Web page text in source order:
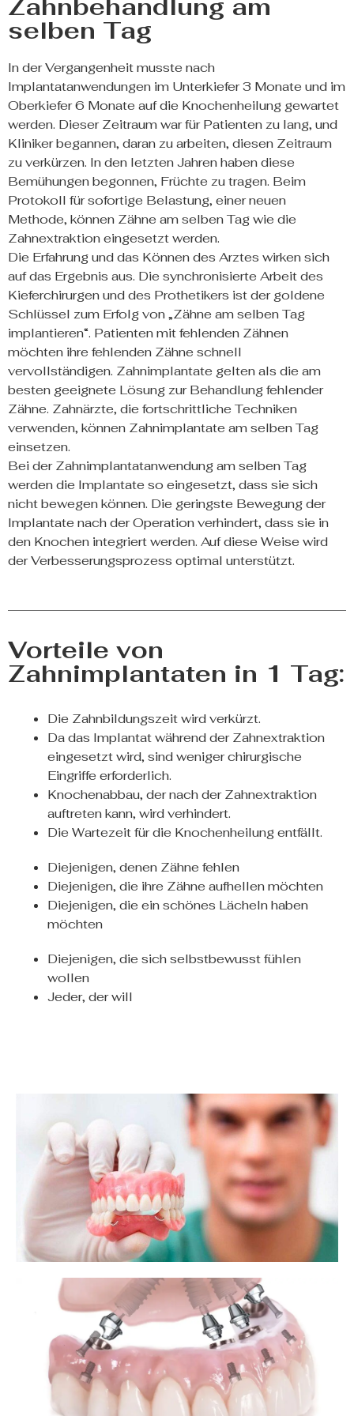
Zahnbehandlung am
selben Tag
In der Vergangenheit musste nach
Implantatanwendungen im Unterkiefer 3 Monate und im
Oberkiefer 6 Monate auf die Knochenheilung gewartet
werden. Dieser Zeitraum war für Patienten zu lang, und
Kliniker begannen, daran zu arbeiten, diesen Zeitraum
zu verkürzen. In den letzten Jahren haben diese
Bemühungen begonnen, Früchte zu tragen. Beim
Protokoll für sofortige Belastung, einer neuen
Methode, können Zähne am selben Tag wie die
Zahnextraktion eingesetzt werden.
Die Erfahrung und das Können des Arztes wirken sich
auf das Ergebnis aus. Die synchronisierte Arbeit des
Kieferchirurgen und des Prothetikers ist der goldene
Schlüssel zum Erfolg von „Zähne am selben Tag
implantieren“. Patienten mit fehlenden Zähnen
möchten ihre fehlenden Zähne schnell
vervollständigen. Zahnimplantate gelten als die am
besten geeignete Lösung zur Behandlung fehlender
Zähne. Zahnärzte, die fortschrittliche Techniken
verwenden, können Zahnimplantate am selben Tag
einsetzen.
Bei der Zahnimplantatanwendung am selben Tag
werden die Implantate so eingesetzt, dass sie sich
nicht bewegen können. Die geringste Bewegung der
Implantate nach der Operation verhindert, dass sie in
den Knochen integriert werden. Auf diese Weise wird
der Verbesserungsprozess optimal unterstützt.
Vorteile von
Zahnimplantaten in 1 Tag:
Die Zahnbildungszeit wird verkürzt.
Da das Implantat während der Zahnextraktion
eingesetzt wird, sind weniger chirurgische
Eingriffe erforderlich.
Knochenabbau, der nach der Zahnextraktion
auftreten kann, wird verhindert.
Die Wartezeit für die Knochenheilung entfällt.
Diejenigen, denen Zähne fehlen
Diejenigen, die ihre Zähne aufhellen möchten
Diejenigen, die ein schönes Lächeln haben
möchten
Diejenigen, die sich selbstbewusst fühlen
wollen
Jeder, der will